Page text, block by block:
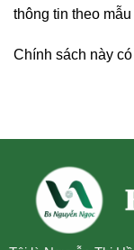
thông tin theo
Chính sách này